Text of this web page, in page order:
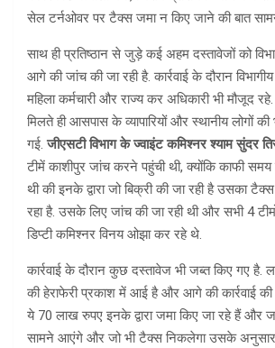
सेल टर्नओवर पर टैक्स जमा न किए जाने की बात
साथ ही प्रतिष्ठान से जुड़े कई अहम दस्तावेजों को
आगे की जांच की जा रही है. कार्रवाई के दौरान
महिला कर्मचारी और राज्य कर अधिकारी भी मौजूद
मिलते ही आसपास के व्यापारियों और स्थानीय लोगों
गई.जीएसटी विभाग के ज्वाइंट कमिश्नर श्याम सुंदर
टीमें काशीपुर जांच करने पहुंची थी, क्योंकि काफी
थी की इनके द्वारा जो बिक्री की जा रही है उसका
रहा है. उसके लिए जांच की जा रही थी और सभी 4
डिप्टी कमिश्नर विनय ओझा कर रहे थे.
कार्रवाई के दौरान कुछ दस्तावेज भी जब्त किए गए
की हेराफेरी प्रकाश में आई है और आगे की कार्रवाई
ये 70 लाख रुपए इनके द्वारा जमा किए जा रहे हैं और
सामने आएंगे और जो भी टैक्स निकलेगा उसके अनुसार